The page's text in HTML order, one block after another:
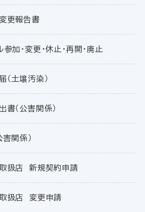
更報告書
加・変更・休止・再開・廃止
（土壌汚染）
書（公害関係）
関係）
扱店 新規契約申請
扱店 変更申請